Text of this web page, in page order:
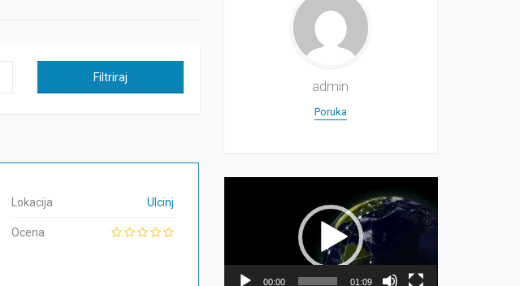
Filtriraj
Lokacija Ulcinj
Ocena
admin
Poruka
00:00 01:09